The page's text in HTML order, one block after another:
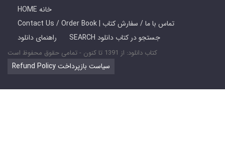
HOME خانه
Contact Us / Order Book | تماس با ما / سفارش کتاب
راهنمای دانلود
SEARCH جستجو در کتاب دانلود
کتاب دانلود: از 1391 تا کنون - تمامی حقوق محفوظ است
Refund Policy سیاست بازپرداخت